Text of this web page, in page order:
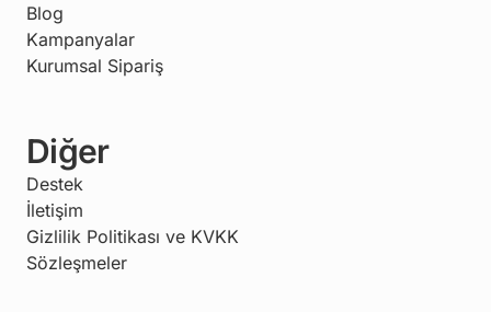
Blog
Kampanyalar
Kurumsal Sipariş
Diğer
Destek
İletişim
Gizlilik Politikası ve KVKK
Sözleşmeler